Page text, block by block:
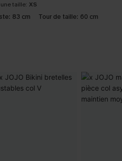
taille: XS
83 cm Tour de taille: 60 cm